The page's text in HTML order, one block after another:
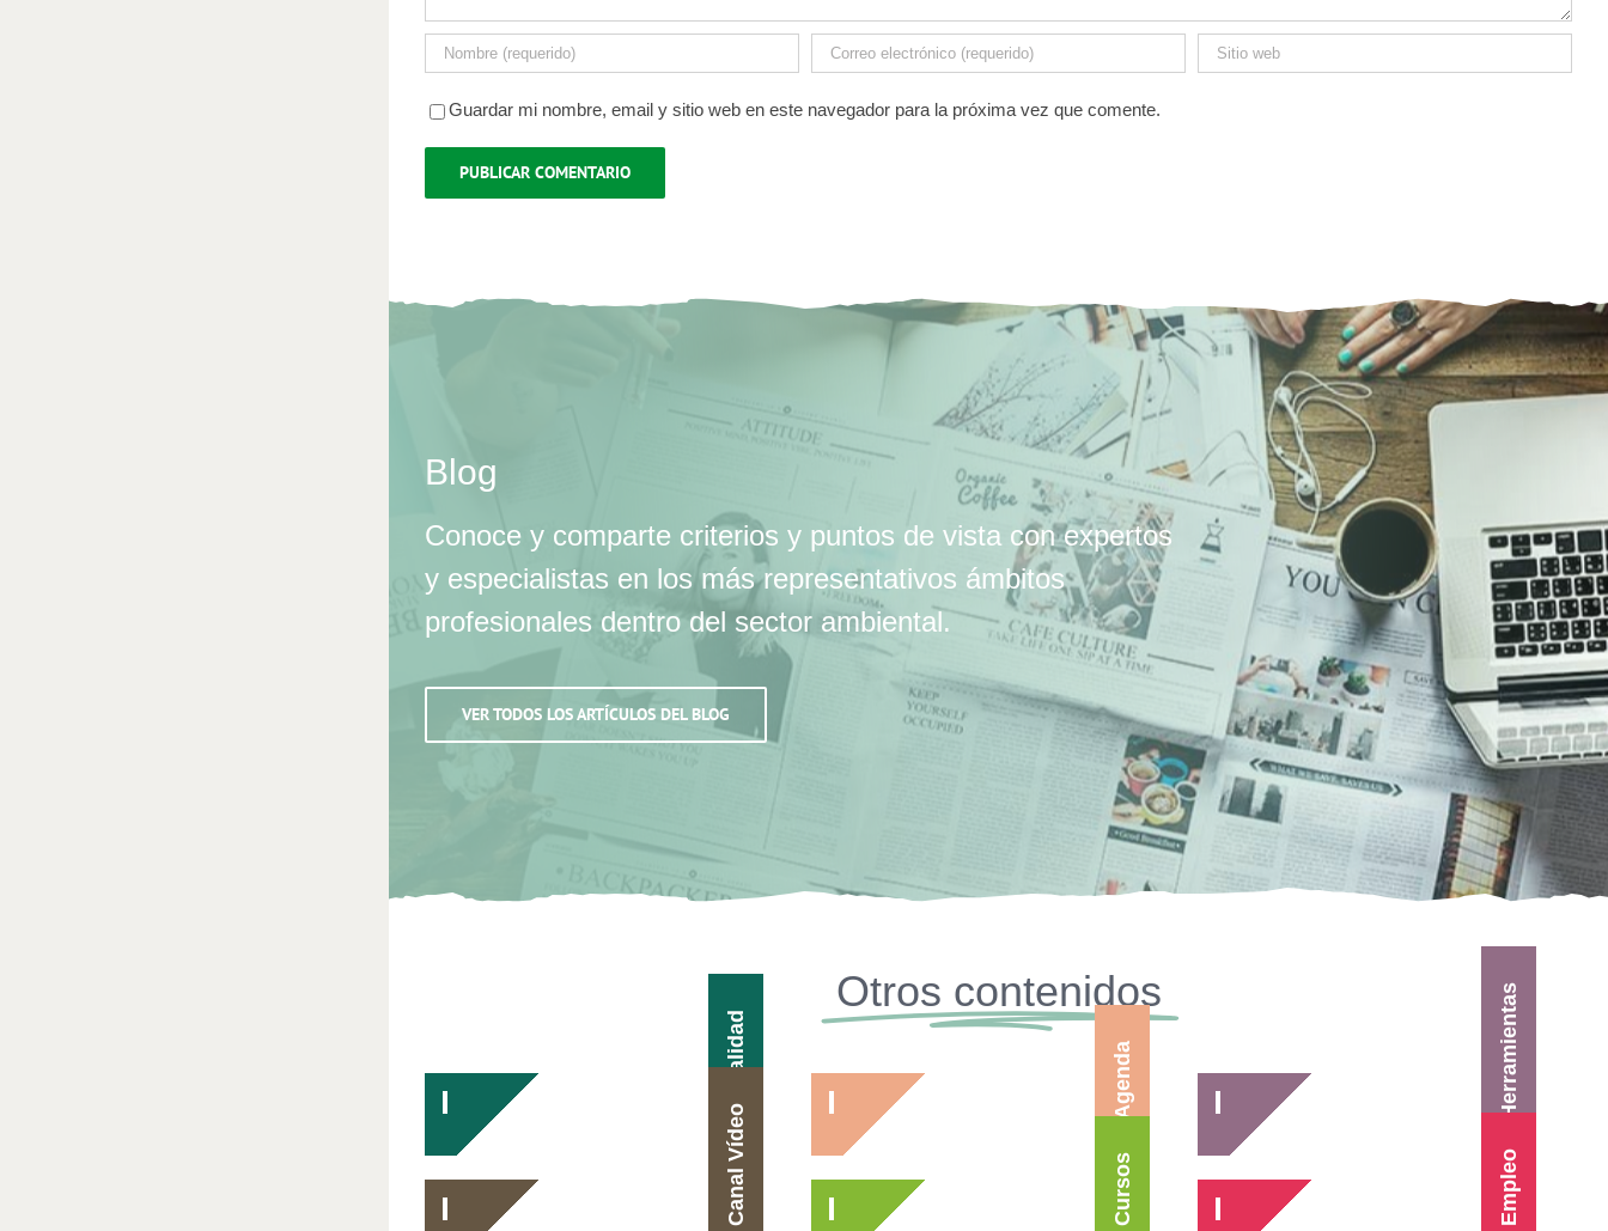
Guardar mi nombre, email y sitio web en este navegador para la próxima vez que comente.
Blog
Conoce y comparte criterios y puntos de vista con expertos
y especialistas en los más representativos ámbitos
profesionales dentro del sector ambiental.
VER TODOS LOS ARTÍCULOS DEL BLOG
Otros contenidos
Actualidad Agenda Herramientas
Canal Vídeo Cursos Empleo